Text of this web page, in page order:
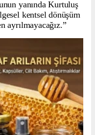
yanında Kurtuluş
kentsel dönüşüm
ayrılmayacağız.”